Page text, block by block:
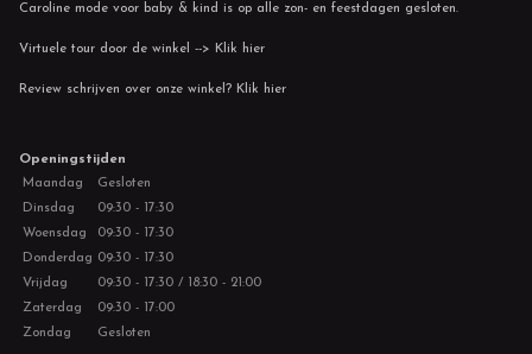
Caroline mode voor baby & kind is op alle zon- en feestdagen gesloten.
Virtuele tour door de winkel --> Klik hier
Review schrijven over onze winkel? Klik hier
Openingstijden
Maandag
Gesloten
Dinsdag
09:30 - 17:30
Woensdag
09:30 - 17:30
Donderdag 09:30 - 17:30
Vrijdag
09:30 - 17:30 / 18:30 - 21:00
Zaterdag
09:30 - 17:00
Zondag
Gesloten